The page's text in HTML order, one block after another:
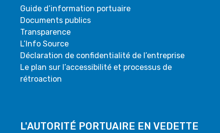
Guide d’information portuaire
Documents publics
Transparence
L’Info Source
Déclaration de confidentialité de l’entreprise
Le plan sur l’accessibilité et processus de
rétroaction
L'AUTORITÉ PORTUAIRE EN VEDETTE